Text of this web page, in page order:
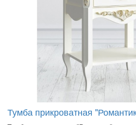
Тумба прикроватная